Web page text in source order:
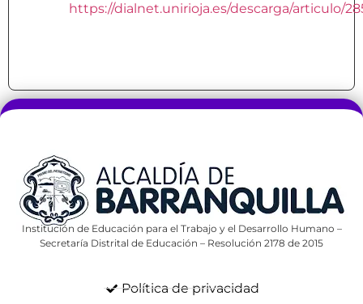
https://dialnet.unirioja.es/descarga/articulo/
Institución de Educación para el Trabajo y el Desarrollo Humano –
Secretaría Distrital de Educación – Resolución 2178 de 2015
Política de privacidad